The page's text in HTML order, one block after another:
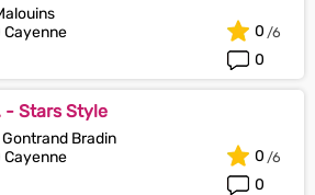
Cayenne
0
0
- Stars Style
Gontrand Bradin
Cayenne
0
0